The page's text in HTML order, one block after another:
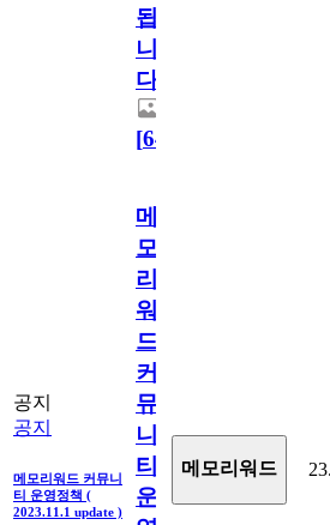
됩
니
다.
[64
공지
공지
메모리워드 커뮤니
티 운영정책 (
2023.11.1 update )
메
모
리
워
드
커
뮤
니
티
운
메모리워드